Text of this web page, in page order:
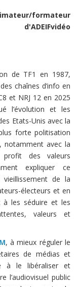
formateur
d'ADEIFvidéo
de TF1 en 1987,
chaînes d’info en
et NRJ 12 en 2025
l’évolution et les
Etats-Unis avec la
forte politisation
notamment avec la
des valeurs
expliquer ce
de la
électeurs et en
à les séduire et les
valeurs et
, à mieux réguler le
de médias et
à le libéraliser et
l’audiovisuel public